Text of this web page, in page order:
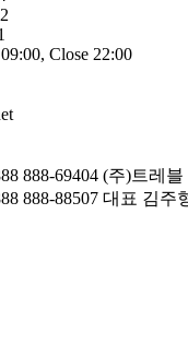
Close 22:00
888-69404 (주)트레
888-88507 대표 김주